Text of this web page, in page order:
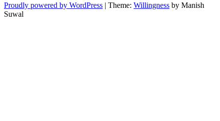
Proudly powered by WordPress | Theme: Willingness by Manish
Suwal